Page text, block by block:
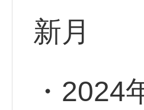
新月
・2024